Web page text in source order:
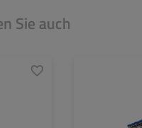
Sie auch